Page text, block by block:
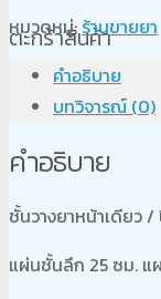
ตะกร้าสินค้า
หมวดหมู่:ร้านขายยา
คำอธิบาย
บทวิจารณ์ (0)
คำอธิบาย
ชั้นวางยาหน้าเดีย
แผ่นชั้นลึก 25 ซม. แ